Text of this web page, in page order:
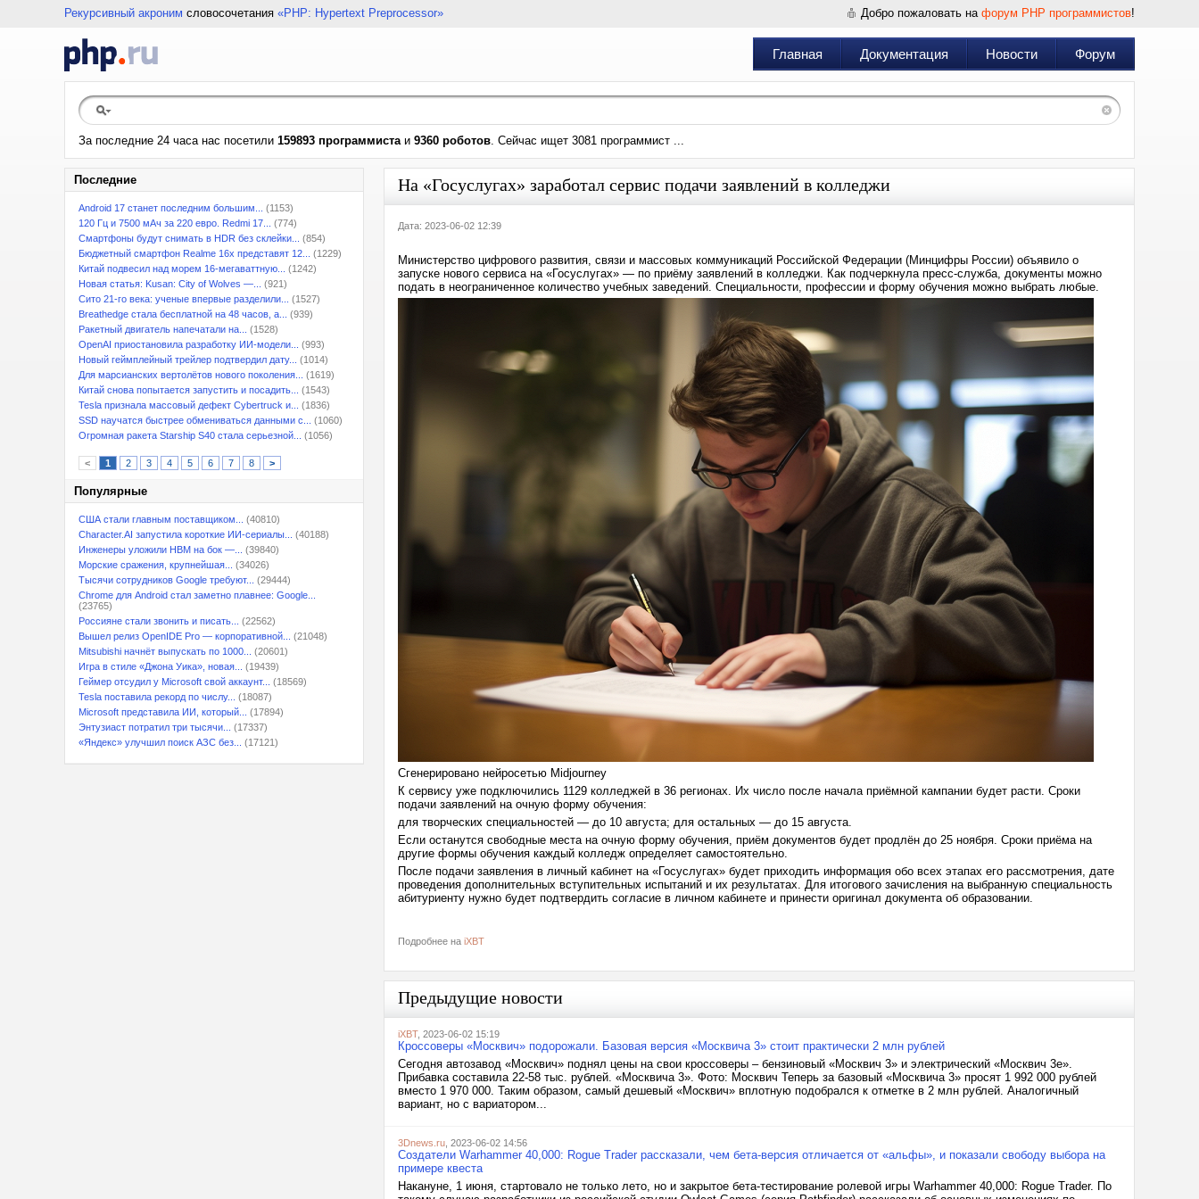
Рекурсивный акроним словосочетания «PHP: Hypertext Preprocessor» Добро пожаловать на форум PHP программистов!
Главная Документация Новости Форум
За последние 24 часа нас посетили 159893 программистаи 9360 роботов. Сейчас ищет 3081 программист ...
Последние
Android 17 станет последним большим...
(1153)
120 Гц и 7500 мАч за 220 евро. Redmi 17...
(774)
Смартфоны будут снимать в HDR без склейки...
(854)
Бюджетный смартфон Realme 16x представят 12...
(1229)
Китай подвесил над морем 16-мегаваттную...
(1242)
Новая статья: Kusan: City of Wolves —...
(921)
Сито 21-го века: ученые впервые разделили...
(1527)
Breathedge стала бесплатной на 48 часов, а...
(939)
Ракетный двигатель напечатали на...
(1528)
OpenAI приостановила разработку ИИ-модели...
(993)
Новый геймплейный трейлер подтвердил дату...
(1014)
Для марсианских вертолётов нового поколения...
(1619)
Китай снова попытается запустить и посадить...
(1543)
Tesla признала массовый дефект Cybertruck и...
(1836)
SSD научатся быстрее обмениваться данными с...
(1060)
Огромная ракета Starship S40 стала серьезной...
(1056)
< 1 2 3 4 5 6 7 8 >
Популярные
США стали главным поставщиком...
(40810)
Character.AI запустила короткие ИИ-сериалы...
(40188)
Инженеры уложили HBM на бок —...
(39840)
Морские сражения, крупнейшая...
(34026)
Тысячи сотрудников Google требуют...
(29444)
Chrome для Android стал заметно плавнее: Google...
(23765)
Россияне стали звонить и писать...
(22562)
Вышел релиз OpenIDE Pro — корпоративной...
(21048)
Mitsubishi начнёт выпускать по 1000...
(20601)
Игра в стиле «Джона Уика», новая...
(19439)
Геймер отсудил у Microsoft свой аккаунт...
(18569)
Tesla поставила рекорд по числу...
(18087)
Microsoft представила ИИ, который...
(17894)
Энтузиаст потратил три тысячи...
(17337)
«Яндекс» улучшил поиск АЗС без...
(17121)
На «Госуслугах» заработал сервис подачи заявлений в колледжи
Дата: 2023-06-02 12:39
Министерство цифрового развития, связи и массовых коммуникаций Российской Федерации (Минцифры России) объявило о
запуске нового сервиса на «Госуслугах» — по приёму заявлений в колледжи. Как подчеркнула пресс-служба, документы можно
подать в неограниченное количество учебных заведений. Специальности, профессии и форму обучения можно выбрать любые.
Сгенерировано нейросетью Midjourney
К сервису уже подключились 1129 колледжей в 36 регионах. Их число после начала приёмной кампании будет расти. Сроки
подачи заявлений на очную форму обучения:
для творческих специальностей — до 10 августа; для остальных — до 15 августа.
Если останутся свободные места на очную форму обучения, приём документов будет продлён до 25 ноября. Сроки приёма на
другие формы обучения каждый колледж определяет самостоятельно.
После подачи заявления в личный кабинет на «Госуслугах» будет приходить информация обо всех этапах его рассмотрения, дате
проведения дополнительных вступительных испытаний и их результатах. Для итогового зачисления на выбранную специальность
абитуриенту нужно будет подтвердить согласие в личном кабинете и принести оригинал документа об образовании.
Подробнее на iXBT
Предыдущие новости
iXBT, 2023-06-02 15:19
Кроссоверы «Москвич» подорожали. Базовая версия «Москвича 3» стоит практически 2 млн рублей
Сегодня автозавод «Москвич» поднял цены на свои кроссоверы – бензиновый «Москвич 3» и электрический «Москвич 3е».
Прибавка составила 22-58 тыс. рублей. «Москвича 3». Фото: Москвич Теперь за базовый «Москвича 3» просят 1 992 000 рублей
вместо 1 970 000. Таким образом, самый дешевый «Москвич» вплотную подобрался к отметке в 2 млн рублей. Аналогичный
вариант, но с вариатором...
3Dnews.ru , 2023-06-02 14:56
Создатели Warhammer 40,000: Rogue Trader рассказали, чем бета-версия отличается от «альфы», и показали свободу выбора на
примере квеста
Накануне, 1 июня, стартовало не только лето, но и закрытое бета-тестирование ролевой игры Warhammer 40,000: Rogue Trader. По